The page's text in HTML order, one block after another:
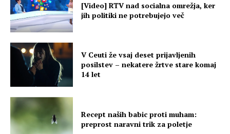
[Video] RTV nad socialna omrežja, ker
jih politiki ne potrebujejo več
V Ceuti že vsaj deset prijavljenih
posilstev – nekatere žrtve stare komaj
14 let
Recept naših babic proti muham:
preprost naravni trik za poletje